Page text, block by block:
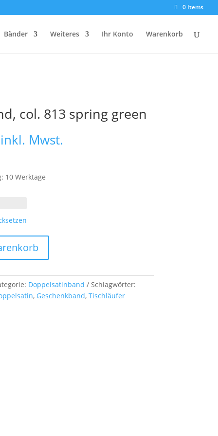
0 Items
Bänder Weiteres Ihr Konto Warenkorb
col. 813 spring green
€ 9,10
16,15
inkl. Mwst.
10 Werktage
Doppelsatinband
Schlagwörter:
, Geschenkband, Tischläufer